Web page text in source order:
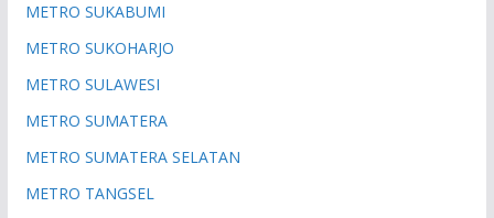
METRO SUKABUMI
METRO SUKOHARJO
METRO SULAWESI
METRO SUMATERA
METRO SUMATERA SELATAN
METRO TANGSEL